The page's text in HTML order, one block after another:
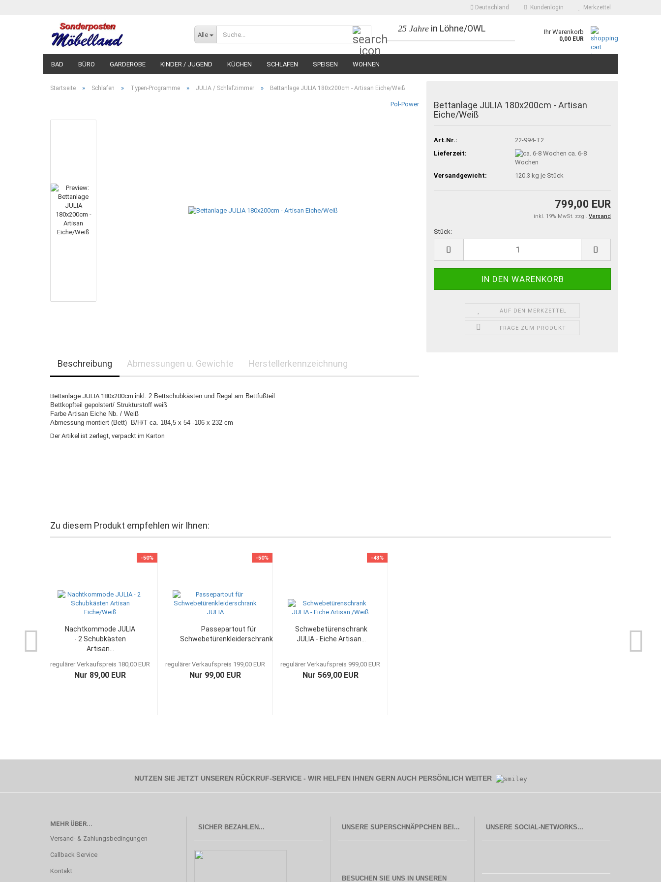
Deutschland Kundenlogin Merkzettel
Alle
25 Jahrein Löhne/OWL Ihr Warenkorb
0,00 EUR
BAD BÜRO GARDEROBE KINDER / JUGEND KÜCHEN SCHLAFEN SPEISEN WOHNEN
Startseite » Schlafen » Typen-Programme » JULIA / Schlafzimmer » Bettanlage JULIA 180x200cm - Artisan Eiche/Weiß
Pol-Power
Bettanlage JULIA 180x200cm - Artisan
Eiche/Weiß
Art.Nr.:
22-994-T2
Lieferzeit:
ca. 6-8
Wochen
Versandgewicht:
120.3 kg je Stück
799,00 EUR
inkl. 19% MwSt. zzgl. Versand
Stück:
Stück
AUF DEN MERKZETTEL
FRAGE ZUM PRODUKT
Beschreibung Abmessungen u. Gewichte Herstellerkennzeichnung
Bettanlage JULIA 180x200cm inkl. 2 Bettschubkästen und Regal am Bettfußteil
Bettkopfteil gepolstert/ Strukturstoff weiß
Farbe Artisan Eiche Nb. / Weiß
Abmessung montiert (Bett) B/H/T ca. 184,5 x 54 -106 x 232 cm
Der Artikel ist zerlegt, verpackt im Karton
Zu diesem Produkt empfehlen wir Ihnen:
-50%
Nachtkommode JULIA
- 2 Schubkästen
Artisan...
regulärer Verkaufspreis 180,00 EUR
Nur 89,00 EUR
-50%
Passepartout für
Schwebetürenkleiderschrank...
regulärer Verkaufspreis 199,00 EUR
Nur 99,00 EUR
-43%
Schwebetürenschrank
JULIA - Eiche Artisan...
regulärer Verkaufspreis 999,00 EUR
Nur 569,00 EUR
NUTZEN SIE JETZT UNSEREN RÜCKRUF-SERVICE - WIR HELFEN IHNEN GERN AUCH PERSÖNLICH WEITER
MEHR ÜBER...
Versand- & Zahlungsbedingungen
Callback Service
Kontakt
SICHER BEZAHLEN...
BESUCHEN SIE UNS IN UNSEREN
UNSERE SOCIAL-NETWORKS...